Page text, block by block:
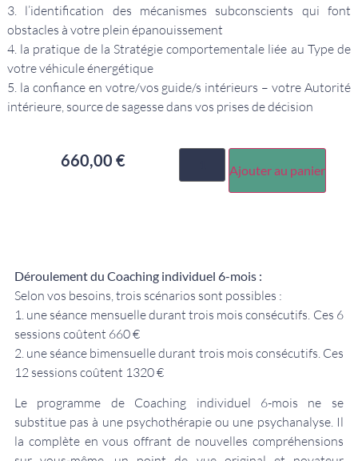
3. l’identification des mécanismes subconscients qui font
obstacles à votre plein épanouissement
4. la pratique de la Stratégie comportementale liée au Type de
votre véhicule énergétique
5. la confiance en votre/vos guide/s intérieurs – votre Autorité
intérieure, source de sagesse dans vos prises de décision
660,00 €
Ajouter au panier
Déroulement du Coaching individuel 6-mois :
Selon vos besoins, trois scénarios sont possibles :
1. une séance mensuelle durant trois mois consécutifs. Ces 6
sessions coûtent 660 €
2. une séance bimensuelle durant trois mois consécutifs. Ces
12 sessions coûtent 1320 €
Le programme de Coaching individuel 6-mois ne se
substitue pas à une psychothérapie ou une psychanalyse. Il
la complète en vous offrant de nouvelles compréhensions